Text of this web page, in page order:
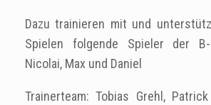
Dazu trainieren mit und
Spielen folgende Spieler der B-
Nicolai, Max und Daniel
Trainerteam: Tobias Grehl,